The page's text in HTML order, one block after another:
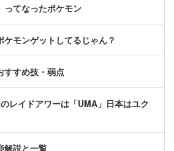
ってなったポケモン
モンゲットしてるじゃん？
すすめ技・弱点
レイドアワーは「UMA」日本はユク
解説と一覧